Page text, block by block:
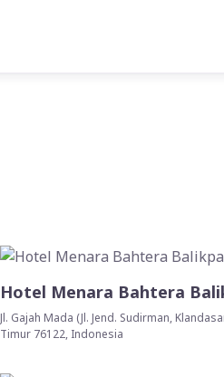
Hotel Menara Bahtera
Jl. Gajah Mada (Jl. Jend. Sudirman,
Timur 76122, Indonesia